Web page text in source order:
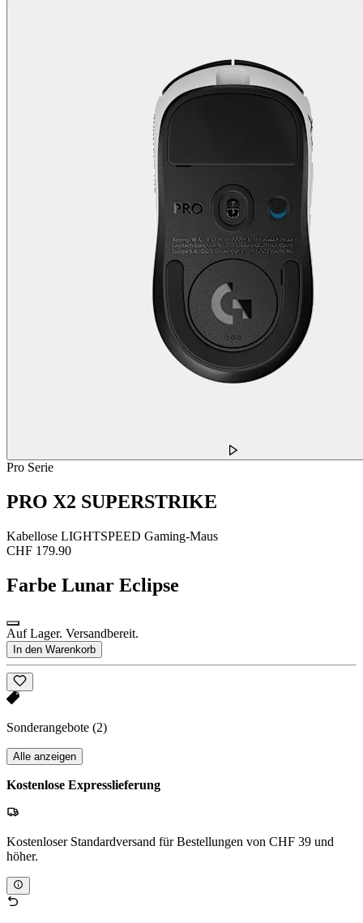
Pro Serie
PRO X2 SUPERSTRIKE
Kabellose LIGHTSPEED Gaming-Maus
CHF 179.90
Farbe Lunar Eclipse
Auf Lager. Versandbereit.
In den Warenkorb
Sonderangebote (2)
Alle anzeigen
Kostenlose Expresslieferung
Kostenloser Standardversand für Bestellungen von CHF 39 und
höher.